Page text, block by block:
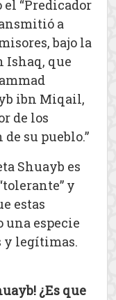
“Predicador
a
bajo la
Ishaq, que
ibn Miqail,
de los
su pueblo.”
Shuayb es
y
estas
una especie
y legítimas.
¿Es que